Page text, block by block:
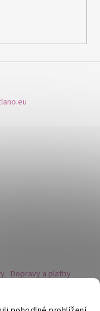
Dopravy a platby
náušnic
nás
údajů